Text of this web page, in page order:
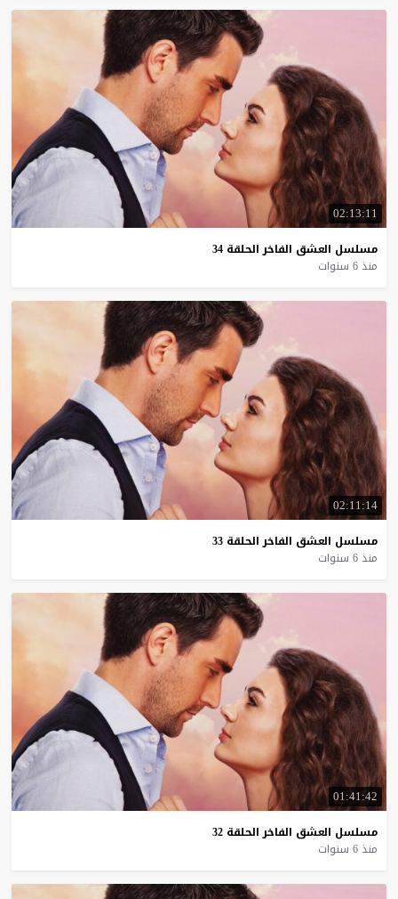
02:13:11
مسلسل العشق الفاخر الحلقة 34
منذ 6 سنوات
02:11:14
مسلسل العشق الفاخر الحلقة 33
منذ 6 سنوات
01:41:42
مسلسل العشق الفاخر الحلقة 32
منذ 6 سنوات